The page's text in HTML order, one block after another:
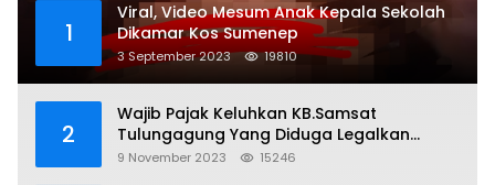
1
Viral, Video Mesum Anak Kepala Sekolah
Dikamar Kos Sumenep
3 September 2023 19810
2
Wajib Pajak Keluhkan KB.Samsat
Tulungagung Yang Diduga Legalkan
Pungli
9 November 2023 15246